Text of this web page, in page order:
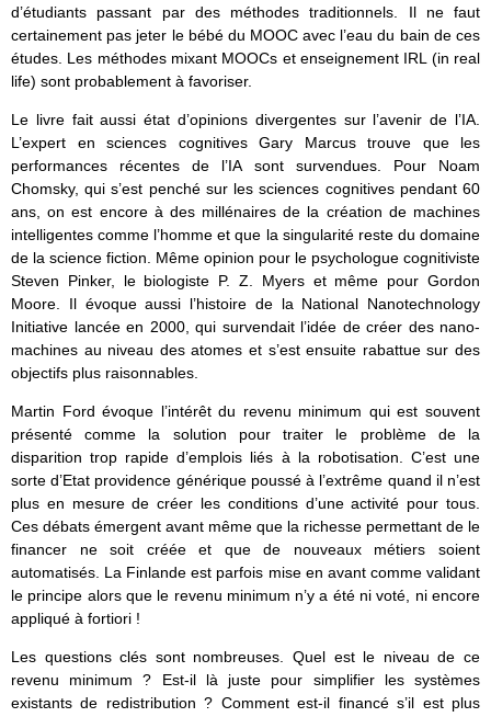
d’étudiants passant par des méthodes traditionnels. Il ne faut
certainement pas jeter le bébé du MOOC avec l’eau du bain de ces
études. Les méthodes mixant MOOCs et enseignement IRL (in real
life) sont probablement à favoriser.
Le livre fait aussi état d’opinions divergentes sur l’avenir de l’IA.
L’expert en sciences cognitives Gary Marcus trouve que les
performances récentes de l’IA sont survendues. Pour Noam
Chomsky, qui s’est penché sur les sciences cognitives pendant 60
ans, on est encore à des millénaires de la création de machines
intelligentes comme l’homme et que la singularité reste du domaine
de la science fiction. Même opinion pour le psychologue cognitiviste
Steven Pinker, le biologiste P. Z. Myers et même pour Gordon
Moore. Il évoque aussi l’histoire de la National Nanotechnology
Initiative lancée en 2000, qui survendait l’idée de créer des nano-
machines au niveau des atomes et s’est ensuite rabattue sur des
objectifs plus raisonnables.
Martin Ford évoque l’intérêt du revenu minimum qui est souvent
présenté comme la solution pour traiter le problème de la
disparition trop rapide d’emplois liés à la robotisation. C’est une
sorte d’Etat providence générique poussé à l’extrême quand il n’est
plus en mesure de créer les conditions d’une activité pour tous.
Ces débats émergent avant même que la richesse permettant de le
financer ne soit créée et que de nouveaux métiers soient
automatisés. La Finlande est parfois mise en avant comme validant
le principe alors que le revenu minimum n’y a été ni voté, ni encore
appliqué à fortiori !
Les questions clés sont nombreuses. Quel est le niveau de ce
revenu minimum ? Est-il là juste pour simplifier les systèmes
existants de redistribution ? Comment est-il financé s’il est plus